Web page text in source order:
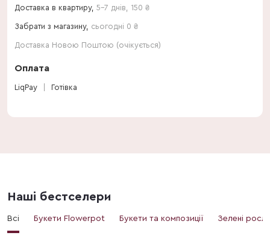
Доставка в квартиру, 5-7 днів 150 ₴
Забрати з магазину, сьогодні 0 ₴
Доставка Новою Поштою (очікується)
Оплата
LiqPay Готівка
Наші бестселери
Всі Букети Flowerpot Букети та композиції Зелені